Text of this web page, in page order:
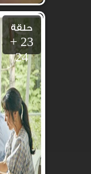
حلقة
23 +
24